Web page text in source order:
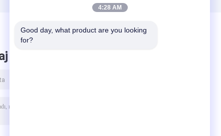
bırak
4:28 AM
Good day, what product are you looking
for?